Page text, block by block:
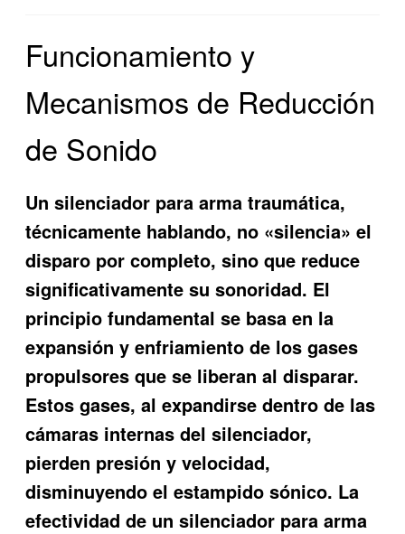
Funcionamiento y
Mecanismos de Reducción
de Sonido
Un silenciador para arma traumática,
técnicamente hablando, no «silencia» el
disparo por completo, sino que reduce
significativamente su sonoridad. El
principio fundamental se basa en la
expansión y enfriamiento de los gases
propulsores que se liberan al disparar.
Estos gases, al expandirse dentro de las
cámaras internas del silenciador,
pierden presión y velocidad,
disminuyendo el estampido sónico. La
efectividad de un silenciador para arma